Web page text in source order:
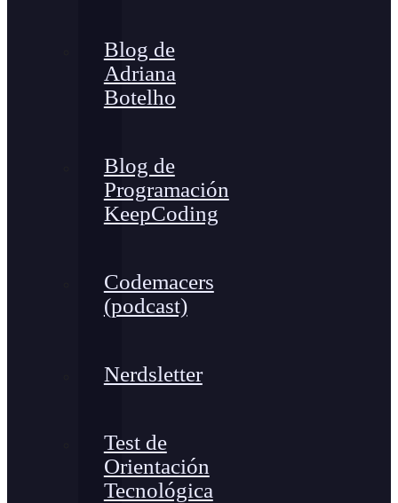
Blog de
Adriana
Botelho
Blog de
Programación
KeepCoding
Codemacers
(podcast)
Nerdsletter
Test de
Orientación
Tecnológica